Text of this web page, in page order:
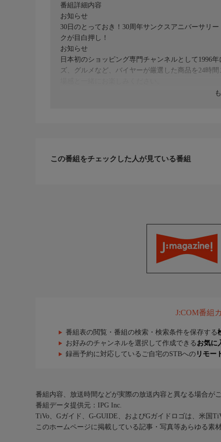
番組詳細内容
お知らせ
30日のとっておき！30周年サンクスアニバーサリ
クが目白押し！
お知らせ
日本初のショッピング専門チャンネルとして1996
ズ、グルメなど、バイヤーが厳選した商品を24時
この番組をチェックした人が見ている番組
J:COM番組
番組表の閲覧・番組の検索・検索条件を保存する
お好みのチャンネルを選択して作成できる お気に
録画予約に対応しているご自宅のSTBへの リモー
番組内容、放送時間などが実際の放送内容と異なる場合が
番組データ提供元：IPG Inc.
TiVo、Gガイド、G-GUIDE、およびGガイドロゴは、米国
このホームページに掲載している記事・写真等あらゆる素